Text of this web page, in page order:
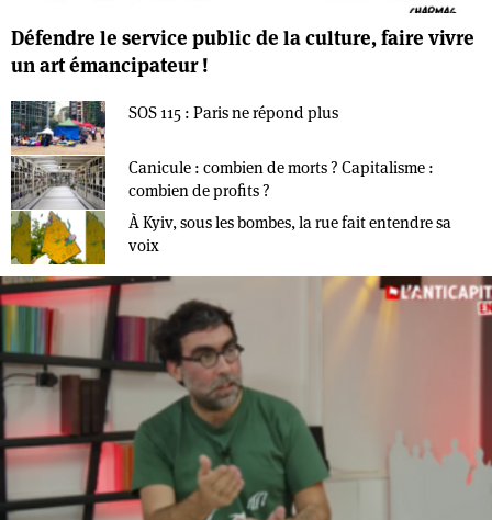
Défendre le service public de la culture, faire vivre
un art émancipateur !
SOS 115 : Paris ne répond plus
Canicule : combien de morts ? Capitalisme :
combien de profits ?
À Kyiv, sous les bombes, la rue fait entendre sa
voix